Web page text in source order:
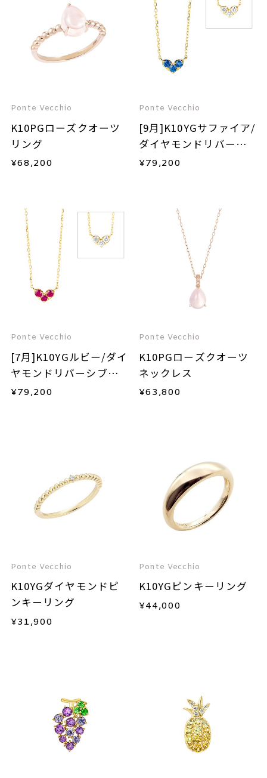
Ponte Vecchio
K10PGローズクオーツ
リング
¥68,200
Ponte Vecchio
[9月]K10YGサファイア/
ダイヤモンドリバーシ
ブルネックレス
¥79,200
Ponte Vecchio
[7月]K10YGルビー/ダイ
ヤモンドリバーシブル
ネックレス
¥79,200
Ponte Vecchio
K10PGローズクオーツ
ネックレス
¥63,800
Ponte Vecchio
K10YGダイヤモンドピ
ンキーリング
¥31,900
Ponte Vecchio
K10YGピンキーリング
¥44,000